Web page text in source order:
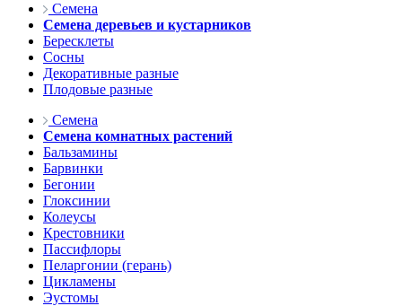
Семена
Семена деревьев и кустарников
Бересклеты
Сосны
Декоративные разные
Плодовые разные
Семена
Семена комнатных растений
Бальзамины
Барвинки
Бегонии
Глоксинии
Колеусы
Крестовники
Пассифлоры
Пеларгонии (герань)
Цикламены
Эустомы